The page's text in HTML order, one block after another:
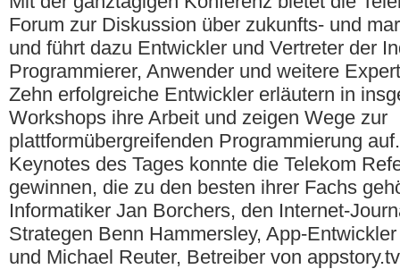
Forum zur Diskussion über zukunfts- und
und führt dazu Entwickler und Vertreter der
Programmierer, Anwender und weitere
Zehn erfolgreiche Entwickler erläutern in
Workshops ihre Arbeit und zeigen Wege zur
plattformübergreifenden Programmierung
Keynotes des Tages konnte die Telekom
gewinnen, die zu den besten ihrer Fachs
Informatiker Jan Borchers, den Internet-
Strategen Benn Hammersley, App-
und Michael Reuter, Betreiber von